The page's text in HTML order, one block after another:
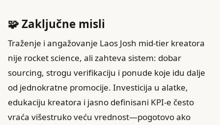
🧩 Zaključne misli
Traženje i angažovanje Laos Josh mid‑tier kreatora
nije rocket science, ali zahteva sistem: dobar
sourcing, strogu verifikaciju i ponude koje idu dalje
od jednokratne promocije. Investicija u alatke,
edukaciju kreatora i jasno definisani KPI‑e često
vraća višestruko veću vrednost—pogotovo ako